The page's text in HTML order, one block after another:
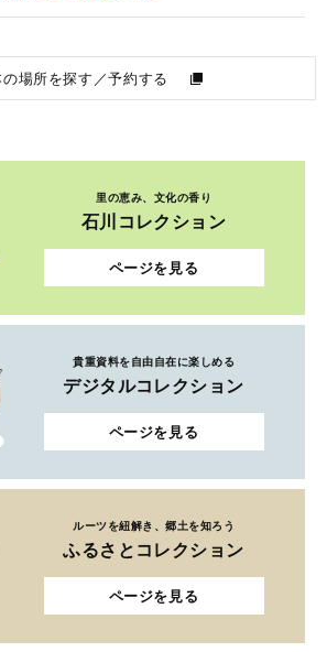
の場所を探す／予約する
里の恵み、文化の香り
石川コレクション
ページを見る
貴重資料を自由自在に楽しめる
デジタルコレクション
ページを見る
ルーツを紐解き、郷土を知ろう
ふるさとコレクション
ページを見る